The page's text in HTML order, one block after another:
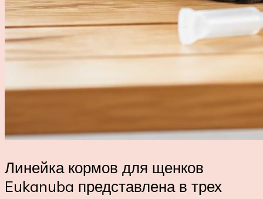
Линейка кормов для щенков
Eukanuba представлена в трех